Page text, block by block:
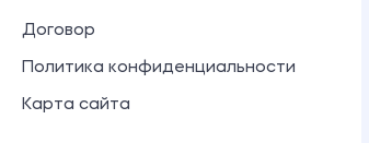
Договор
Политика конфиденциальности
Карта сайта